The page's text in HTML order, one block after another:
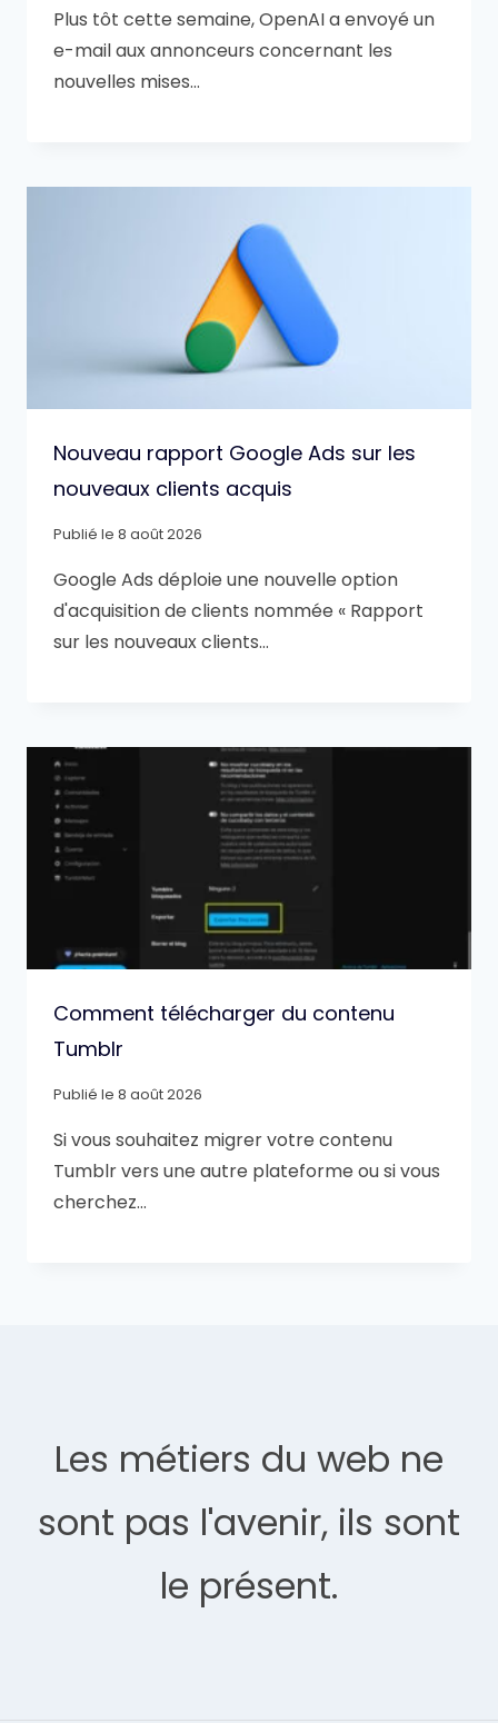
Plus tôt cette semaine, OpenAI a envoyé un
e-mail aux annonceurs concernant les
nouvelles mises…
Nouveau rapport Google Ads sur les
nouveaux clients acquis
Publié le 8 août 2026
Google Ads déploie une nouvelle option
d'acquisition de clients nommée « Rapport
sur les nouveaux clients…
Comment télécharger du contenu
Tumblr
Publié le 8 août 2026
Si vous souhaitez migrer votre contenu
Tumblr vers une autre plateforme ou si vous
cherchez…
Les métiers du web ne
sont pas l'avenir, ils sont
le présent.